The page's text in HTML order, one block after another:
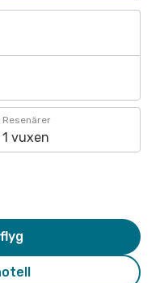
Resenärer
1 vuxen